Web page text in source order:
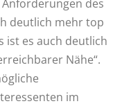
des
deutlich mehr top
ist es auch deutlich
Nähe“.
im